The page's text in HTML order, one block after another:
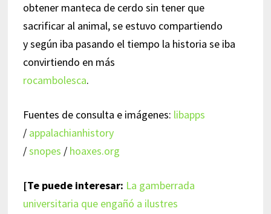
obtener manteca de cerdo sin tener que
sacrificar al animal, se estuvo compartiendo
y según iba pasando el tiempo la historia se iba
convirtiendo en más
rocambolesca.
Fuentes de consulta e imágenes: libapps
/ appalachianhistory
/snopes / hoaxes.org
[Te puede interesar: La gamberrada
universitaria que engañó a ilustres